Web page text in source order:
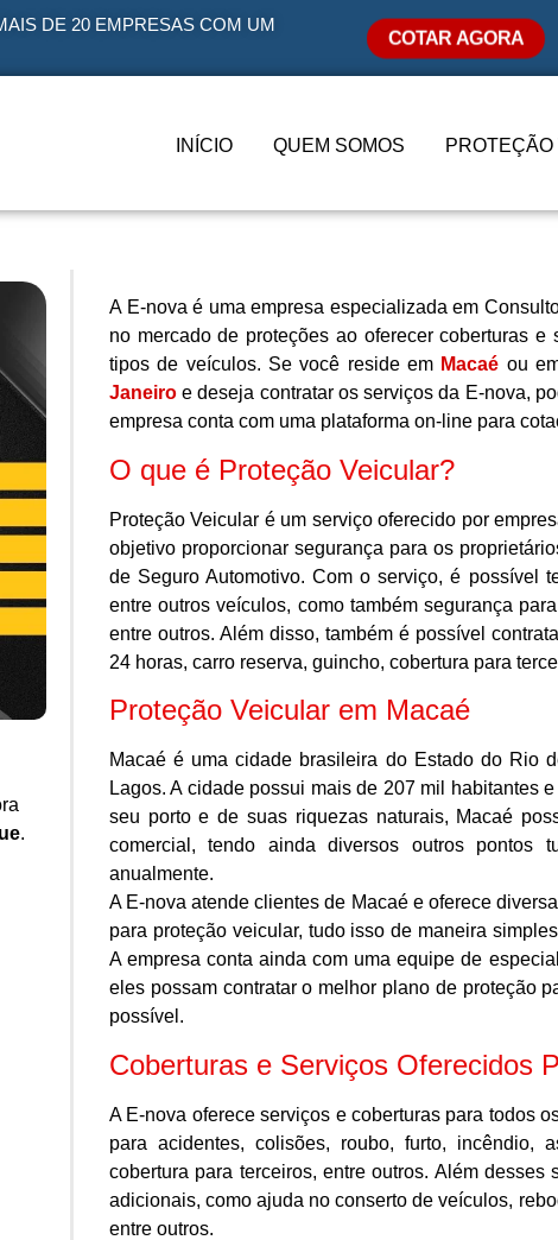
DE 20 EMPRESAS COM UM
COTAR AGORA
INÍCIO QUEM SOMOS
.
A E-nova é uma empresa especializada em
no mercado de proteções ao oferecer coberturas
tipos de veículos. Se você reside em Macaé ou
Janeiroe deseja contratar os serviços da E-nova,
empresa conta com uma plataforma on-line para
O que é Proteção Veicular?
Proteção Veicular é um serviço oferecido por
objetivo proporcionar segurança para os
de Seguro Automotivo. Com o serviço, é possível
entre outros veículos, como também segurança
entre outros. Além disso, também é possível
24 horas, carro reserva, guincho, cobertura para
Proteção Veicular em Macaé
Macaé é uma cidade brasileira do Estado do Rio
Lagos. A cidade possui mais de 207 mil habitantes
seu porto e de suas riquezas naturais, Macaé
comercial, tendo ainda diversos outros pontos
anualmente.
A E-nova atende clientes de Macaé e oferece
para proteção veicular, tudo isso de maneira
A empresa conta ainda com uma equipe de
eles possam contratar o melhor plano de proteção
possível.
Coberturas e Serviços Oferecidos
A E-nova oferece serviços e coberturas para todos
para acidentes, colisões, roubo, furto, incêndio,
cobertura para terceiros, entre outros. Além
adicionais, como ajuda no conserto de veículos,
entre outros.